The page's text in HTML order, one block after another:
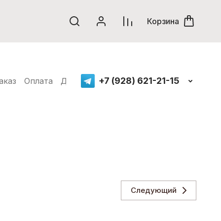
Корзина
Оплата Доставка Нанесение логотипов
+7 (928) 621-21-15
Следующий